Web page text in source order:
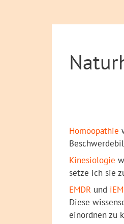
Homöopathie
Kinesiologie
setze ich sie
EMDR und
Diese
einordnen zu